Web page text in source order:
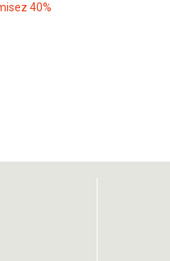
40%